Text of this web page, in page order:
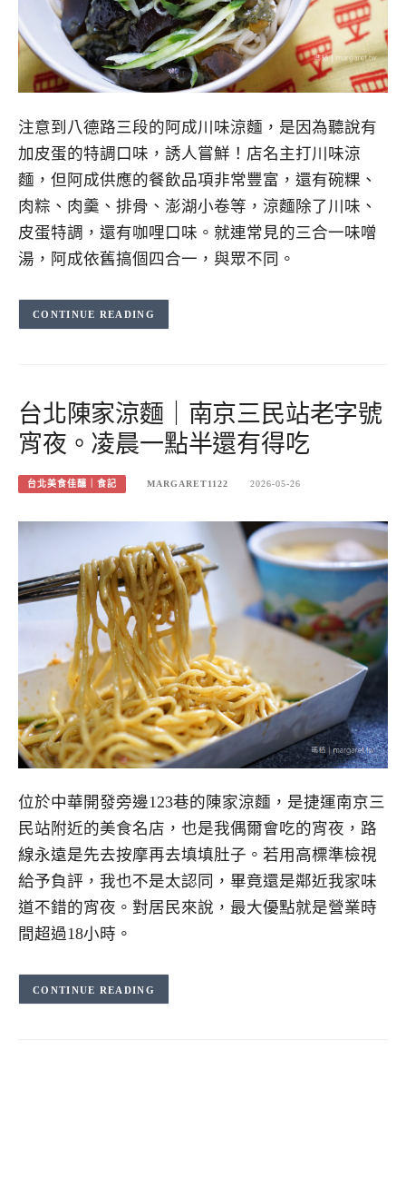
注意到八德路三段的阿成川味涼麵，是因為聽說有
加皮蛋的特調口味，誘人嘗鮮！店名主打川味涼
麵，但阿成供應的餐飲品項非常豐富，還有碗粿、
肉粽、肉羹、排骨、澎湖小卷等，涼麵除了川味、
皮蛋特調，還有咖哩口味。就連常見的三合一味噌
湯，阿成依舊搞個四合一，與眾不同。
CONTINUE READING
台北陳家涼麵｜南京三民站老字號
宵夜。凌晨一點半還有得吃
台北美食佳釀｜食記 MARGARET1122 2026-05-26
位於中華開發旁邊123巷的陳家涼麵，是捷運南京三
民站附近的美食名店，也是我偶爾會吃的宵夜，路
線永遠是先去按摩再去填填肚子。若用高標準檢視
給予負評，我也不是太認同，畢竟還是鄰近我家味
道不錯的宵夜。對居民來說，最大優點就是營業時
間超過18小時。
CONTINUE READING